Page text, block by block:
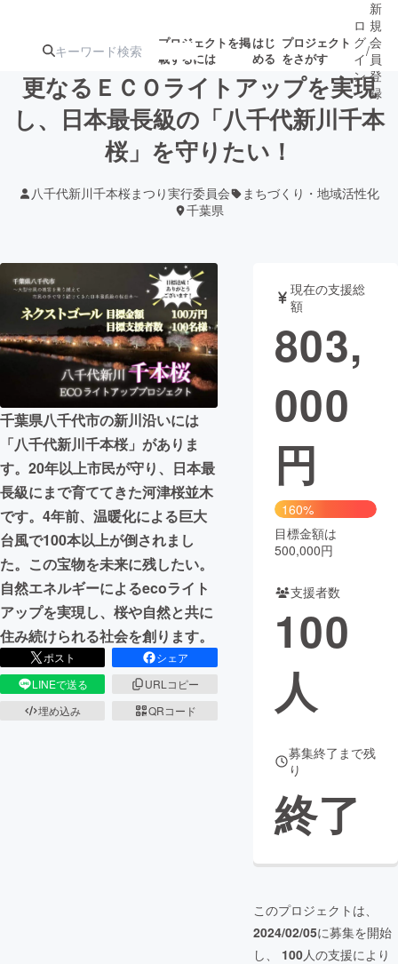
プロジェクトを掲
載するには
はじ
める
プロジェクト
をさがす
注目のリ 注目の新着プロ
ジェクト
募集終了が近いプ
テクノロジー・ガジェット ゲーム・サ
映像・映画 書籍・雑誌
ビジネス・起業
まちづくり・地域活性化
CAMPFIRE for Social Good
CAMPFIRE Creation
CAMPFIREふるさと納税machi-ya コミュニティ
ロ
グ
イ
ン
/
新
規
会
員
登
録
更なるＥＣＯライトアップを実現
し、日本最長級の「八千代新川千本
桜」を守りたい！
八千代新川千本桜まつり実行委員会
まちづくり・地域活性化
千葉県
千葉県八千代市の新川沿いには
「八千代新川千本桜」がありま
す。20年以上市民が守り、日本最
長級にまで育ててきた河津桜並木
です。4年前、温暖化による巨大
台風で100本以上が倒されまし
た。この宝物を未来に残したい。
自然エネルギーによるecoライト
アップを実現し、桜や自然と共に
住み続けられる社会を創ります。
ポスト
シェア
LINEで送る
URLコピー
埋め込み
QRコード
現在の支援総
額
803,
000
円
160%
目標金額は
500,000円
支援者数
100
人
募集終了まで残
り
終了
このプロジェクトは、
2024/02/05に募集を開始
し、 100人の支援により